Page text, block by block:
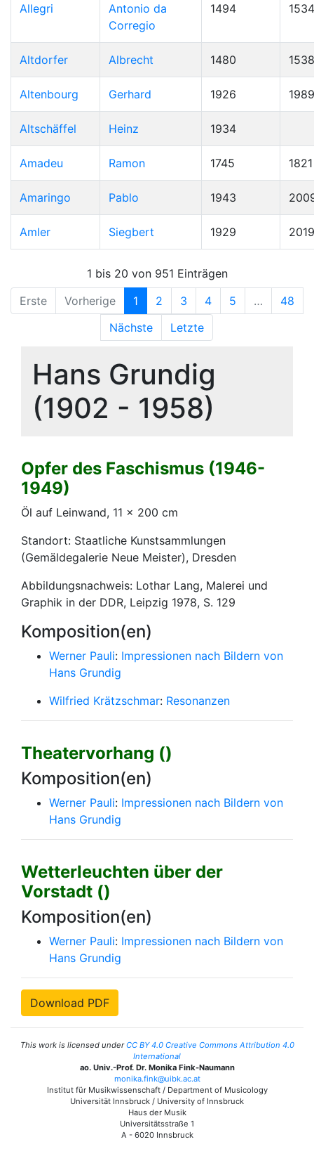
Allegri
Antonio da
Corregio
1494 1534
Altdorfer Albrecht 1480 1538
Altenbourg Gerhard 1926 1989
Altschäffel Heinz 1934
Amadeu Ramon 1745 1821
Amaringo Pablo 1943
Amler Siegbert 1929 2019
1 bis 20 von 951 Einträgen
Erste
Vorherige 1 2 3 4 5 …
48
Nächste
Letzte
Hans Grundig
(1902 - 1958)
Opfer des Faschismus (1946-
1949)
Öl auf Leinwand, 11 x 200 cm
Standort: Staatliche Kunstsammlungen
(Gemäldegalerie Neue Meister), Dresden
Abbildungsnachweis: Lothar Lang, Malerei und
Graphik in der DDR, Leipzig 1978, S. 129
Komposition(en)
Werner Pauli: Impressionen nach Bildern von
Hans Grundig
Wilfried Krätzschmar: Resonanzen
Theatervorhang ()
Komposition(en)
Werner Pauli: Impressionen nach Bildern von
Hans Grundig
Wetterleuchten über der
Vorstadt ()
Komposition(en)
Werner Pauli: Impressionen nach Bildern von
Hans Grundig
Download PDF
This work is licensed underCC BY 4.0 Creative Commons Attribution 4.0
International
ao. Univ.-Prof. Dr. Monika Fink-Naumann
monika.fink@uibk.ac.at
Institut für Musikwissenschaft / Department of Musicology
Universität Innsbruck / University of Innsbruck
Haus der Musik
Universitätsstraße 1
A - 6020 Innsbruck